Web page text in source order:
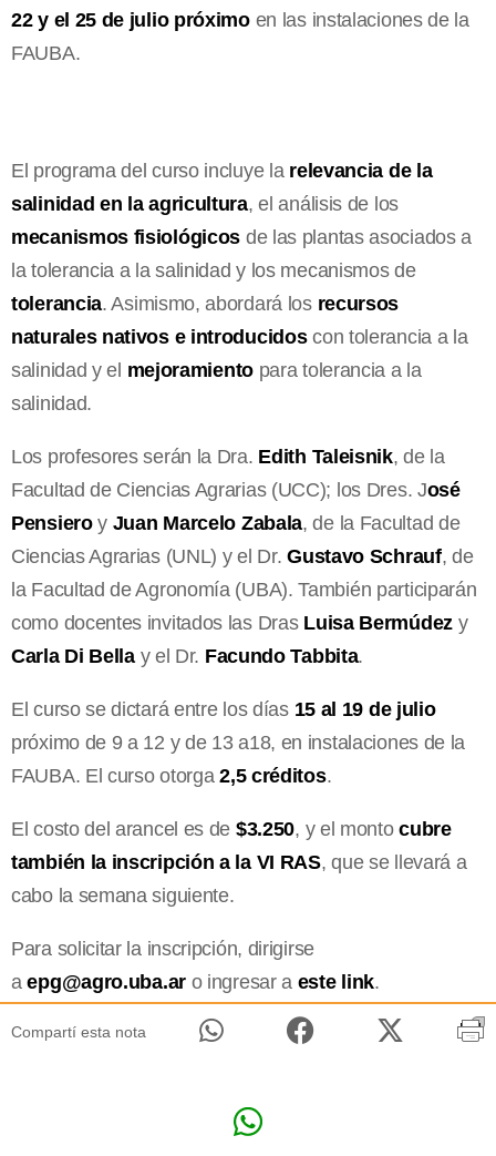
22 y el 25 de julio próximoen las instalaciones de la
FAUBA.
El programa del curso incluye la relevancia de la
salinidad en la agricultura, el análisis de los
mecanismos fisiológicos de las plantas asociados a
la tolerancia a la salinidad y los mecanismos de
tolerancia. Asimismo, abordará los recursos
naturales nativos e introducidoscon tolerancia a la
salinidad y el mejoramientopara tolerancia a la
salinidad.
Los profesores serán la Dra. Edith Taleisnik, de la
Facultad de Ciencias Agrarias (UCC); los Dres. José
Pensieroy Juan Marcelo Zabala, de la Facultad de
Ciencias Agrarias (UNL) y el Dr.Gustavo Schrauf, de
la Facultad de Agronomía (UBA). También participarán
como docentes invitados las Dras Luisa Bermúdezy
Carla Di Bellay el Dr. Facundo Tabbita.
El curso se dictará entre los días 15 al 19 de julio
próximo de 9 a 12 y de 13 a18, en instalaciones de la
FAUBA. El curso otorga 2,5 créditos.
El costo del arancel es de $3.250, y el montocubre
también la inscripción a la VI RAS, que se llevará a
cabo la semana siguiente.
Para solicitar la inscripción, dirigirse
aepg@agro.uba.aro ingresar a este link.
Compartí esta nota